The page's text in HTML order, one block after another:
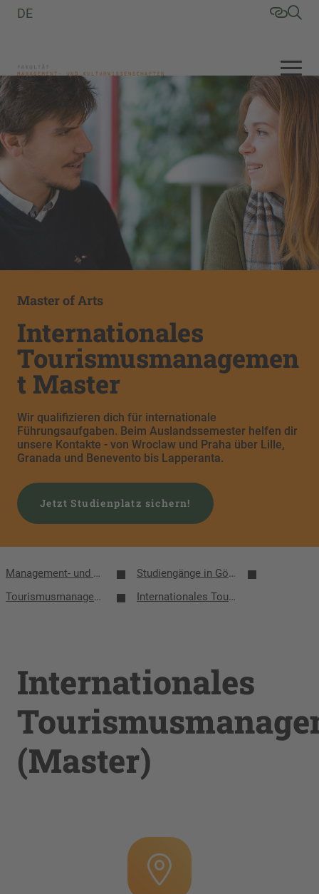
DE
Master of Arts
Internationales
Tourismusmanagemen
t Master
Wir qualifizieren dich für internationale
Führungsaufgaben. Beim Auslandssemester helfen dir
unsere Kontakte - von Wroclaw und Praha über Lille,
Granada und Benevento bis Lapperanta.
Jetzt Studienplatz sichern!
Management- und Kulturwissenschaften
Studiengänge in Görlitz
Tourismusmanagement
Internationales Tourismusmanagement (Master)
Internationales
(Master)